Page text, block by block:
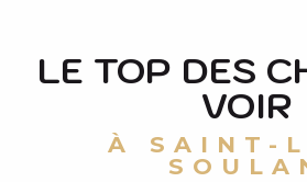
LE TOP DES
VOIR
À SAINT-